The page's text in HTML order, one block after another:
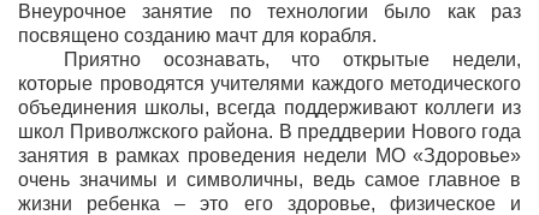
Внеурочное занятие по технологии было как раз
посвящено созданию мачт для корабля.
Приятно осознавать, что открытые недели,
которые проводятся учителями каждого методического
объединения школы, всегда поддерживают коллеги из
школ Приволжского района. В преддверии Нового года
занятия в рамках проведения недели МО «Здоровье»
очень значимы и символичны, ведь самое главное в
жизни ребенка – это его здоровье, физическое и